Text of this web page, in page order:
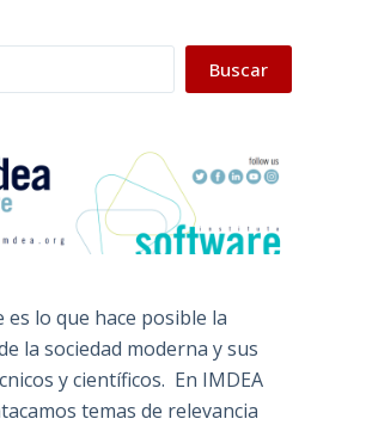
Buscar
es lo que hace posible la
la sociedad moderna y sus
y científicos. En IMDEA
temas de relevancia